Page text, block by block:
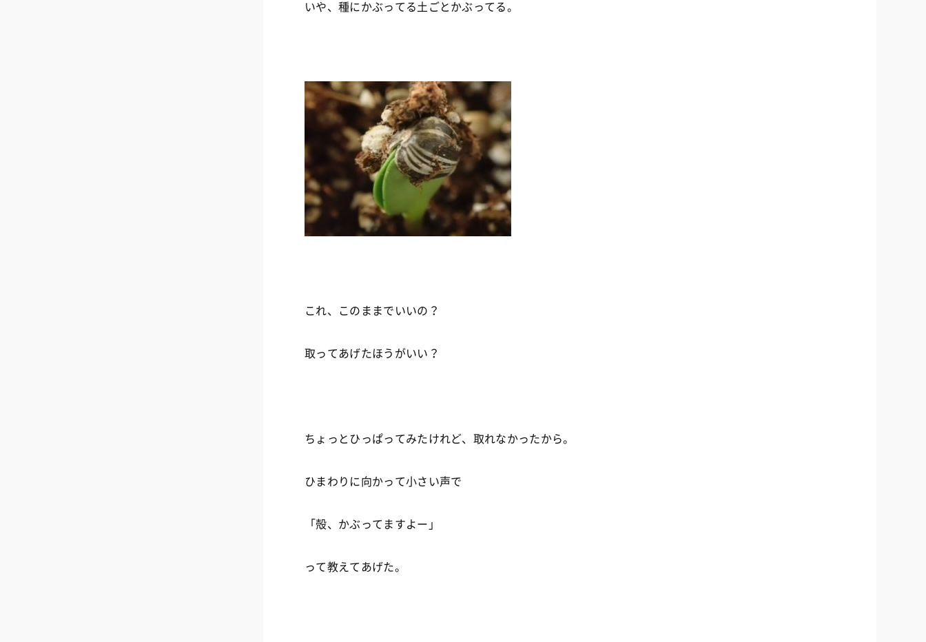
いや、種にかぶってる土ごとかぶってる。
これ、このままでいいの？
取ってあげたほうがいい？
ちょっとひっぱってみたけれど、取れなかったから。
ひまわりに向かって小さい声で
「殻、かぶってますよー」
って教えてあげた。